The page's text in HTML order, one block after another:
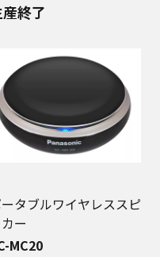
終了
タブルワイヤレススピ
ー
MC20